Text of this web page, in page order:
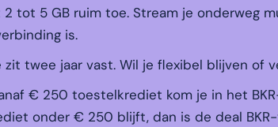
tot 5 GB ruim toe. Stream je onderweg
is.
twee jaar vast. Wil je flexibel blijven of
€ 250 toestelkrediet kom je in het
onder € 250 blijft, dan is de deal